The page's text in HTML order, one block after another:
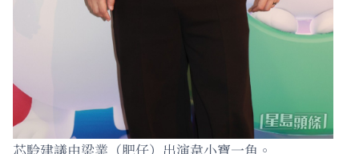
芯駖建議由梁業（肥仔）出演韋小寶一角。